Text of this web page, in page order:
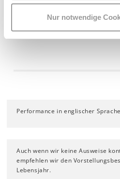
Nur notwendige
Performance in englischer Sprache
Auch wenn wir keine Ausweise
empfehlen wir den
Lebensjahr.